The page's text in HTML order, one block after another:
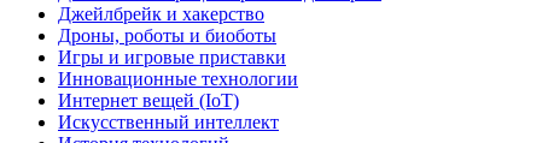
Джейлбрейк и хакерство
Дроны, роботы и биоботы
Игры и игровые приставки
Инновационные технологии
Интернет вещей (IoT)
Искусственный интеллект